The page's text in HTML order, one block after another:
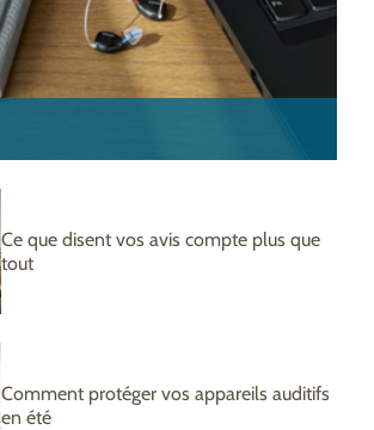
Ce que disent vos avis compte plus que
tout
Comment protéger vos appareils auditifs
en été